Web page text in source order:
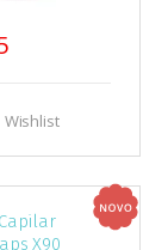
Wishlist
X90